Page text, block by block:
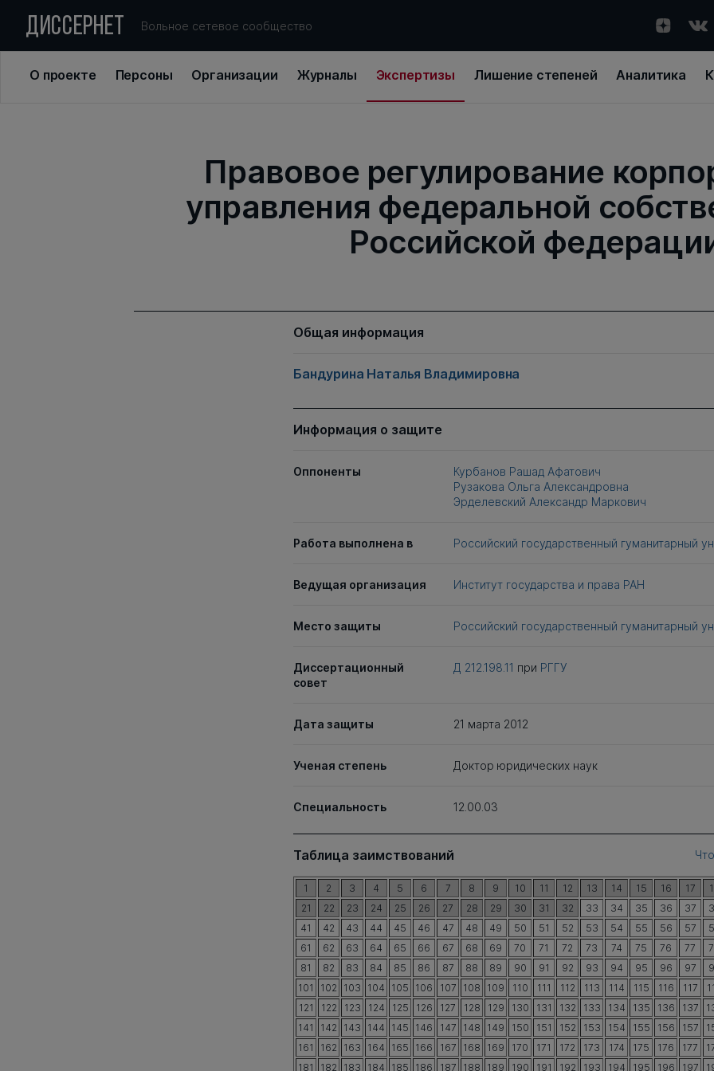
ДИССЕРНЕТ Вольное сетевое сообщество
О проекте Персоны Организации Журналы Экспертизы Лишение степеней Аналитика
Правовое регулирование
управления федеральной
Российской
Общая информация
Бандурина Наталья Владимировна
Информация о защите
Оппоненты
Курбанов Рашад Афатович
Рузакова Ольга Александровна
Эрделевский Александр Маркович
Работа выполнена в Российский государственный гуманитарный
Ведущая организация Институт государства и права РАН
Место защиты Российский государственный гуманитарный
Диссертационный
совет
Д 212.198.11 при РГГУ
Дата защиты 21 марта 2012
Ученая степень Доктор юридических наук
Специальность 12.00.03
Таблица заимствований
1 2 3 4 5 6 7 8 9 10 11 12 13 14 15 16 17
21
22 23 24 25 26 27 28 29 30 31 32 33 34 35 36 37
41
42 43 44 45 46 47 48 49 50 51 52 53 54 55 56 57
61
62 63 64 65 66 67 68 69 70 71 72 73 74 75 76 77
81
82 83 84 85 86 87 88 89 90 91 92 93 94 95 96 97
101
102 103 104 105 106 107 108 109 110 111 112 113 114 115 116 117
121
122 123 124 125 126 127 128 129 130 131 132 133 134 135 136 137
141
142 143 144 145 146 147 148 149 150 151 152 153 154 155 156 157
161
162 163 164 165 166 167 168 169 170 171 172 173 174 175 176 177
181
182 183 184 185 186 187 188 189 190 191 192 193 194 195 196 197